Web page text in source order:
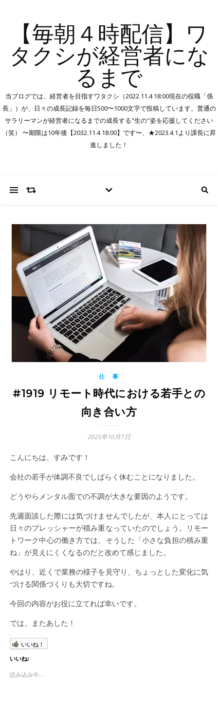
【毎朝４時配信】ワ
タクシが経営者にな
るまで
当ブログでは、経営者を目指すワタクシ（2022.11.4 18:00現在の役職「係
長」）が、日々の成長記録を毎日500〜1000文字で投稿しています。普通の
サラリーマンが経営者になるまでの成長する"生の"姿を応援してください
（笑） 〜期限は10年後【2032.11.4 18:00】です〜、★2023.4.1より課長に昇
進しました！
仕 事
#1919 リモート時代における若手との
向き合い方
2025年10月7日
こんにちは、すみです！
会社の若手が体調不良でしばらく休むことになりました。
どうやらメンタル面での不調が大きな要因のようです。
先週面談した際には気づけませんでしたが、本人にとっては
日々のプレッシャーが積み重なっていたのでしょう。リモー
トワーク中心の働き方では、そうした「小さな負担の積み重
ね」が見えにくくなるのだと改めて感じました。
やはり、近くで業務の様子を見守り、ちょっとした変化に気
づける関係づくりも大切ですね。
今回の内容がお役に立てれば幸いです。
では、またあした！
いいね！
いいね:
読み込み中...